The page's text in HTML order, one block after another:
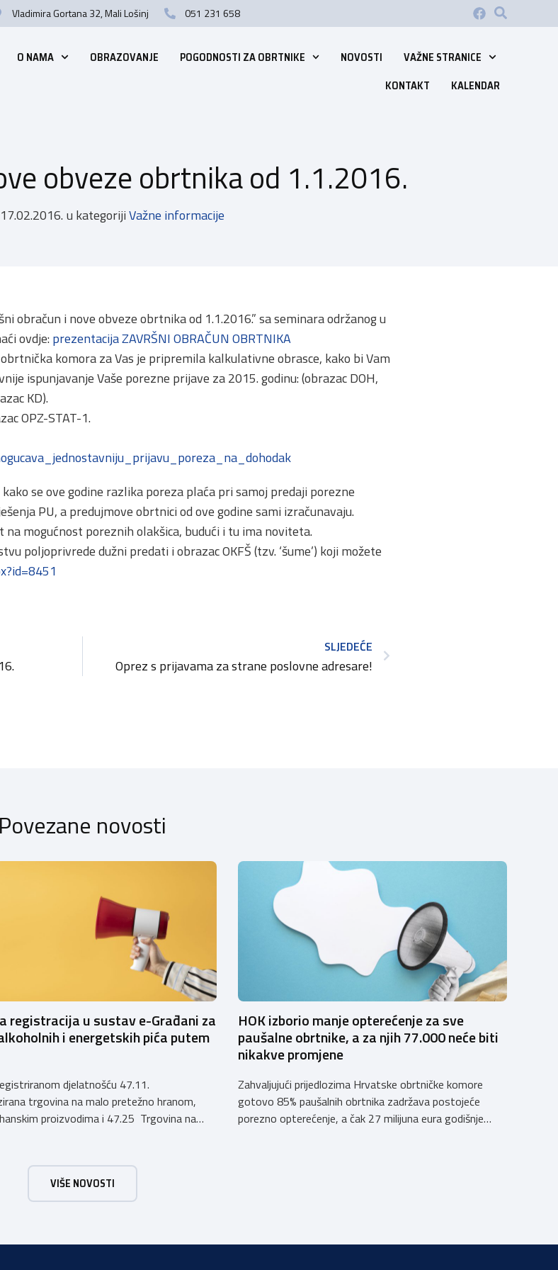
Vladimira Gortana 32, Mali Lošinj 051 231 658
O NAMA OBRAZOVANJE POGODNOSTI ZA OBRTNIKE NOVOSTI
VAŽNE STRANICE
KONTAKT
KALENDAR
obveze obrtnika od 1.1.2016.
17.02.2016. u kategorijiVažne informacije
obračun i nove obveze obrtnika od 1.1.2016.” sa seminara održanog u
ovdje: prezentacija ZAVRŠNI OBRAČUN OBRTNIKA
komora za Vas je pripremila kalkulativne obrasce, kako bi Vam
ispunjavanje Vaše porezne prijave za 2015. godinu: (obrazac DOH,
KD).
OPZ-STAT-1.
se ove godine razlika poreza plaća pri samoj predaji porezne
PU, a predujmove obrtnici od ove godine sami izračunavaju.
mogućnost poreznih olakšica, budući i tu ima noviteta.
poljoprivrede dužni predati i obrazac OKFŠ (tzv. ‘šume’) koji možete
SLJEDEĆE
Oprez s prijavama za strane poslovne adresare!
Povezane novosti
registracija u sustav e-Građani za
i energetskih pića putem
djelatnošću 47.11.
trgovina na malo pretežno hranom,
proizvodima i 47.25 Trgovina na
poslovne procese i osigurati tehničko
vjerodostojnu provjeru punoljetnosti kupca
e-Građani ili putem mobilne […]
HOK izborio manje opterećenje za sve
paušalne obrtnike, a za njih 77.000 neće biti
nikakve promjene
Zahvaljujući prijedlozima Hrvatske obrtničke komore
gotovo 85% paušalnih obrtnika zadržava postojeće
porezno opterećenje, a čak 27 milijuna eura godišnje
VIŠE NOVOSTI